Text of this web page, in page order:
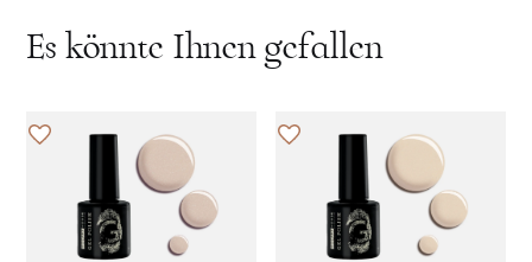
Es könnte Ihnen gefallen